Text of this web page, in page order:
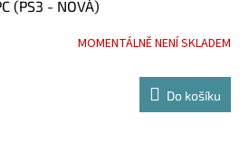
(PS3 - NOVÁ)
MOMENTÁLNĚ NENÍ SKLADEM
Do košíku